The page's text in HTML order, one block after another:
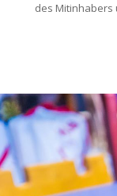
des Mitinhabers